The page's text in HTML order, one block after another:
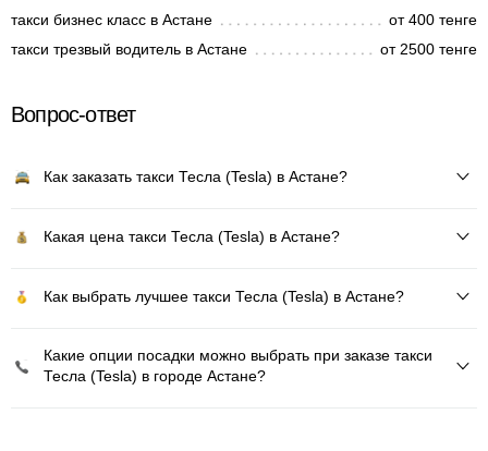
такси бизнес класс в Астане
от 400 тенге
такси трезвый водитель в Астане
от 2500 тенге
Вопрос-ответ
Как заказать такси Тесла (Tesla) в Астане?
Какая цена такси Тесла (Tesla) в Астане?
Как выбрать лучшее такси Тесла (Tesla) в Астане?
Какие опции посадки можно выбрать при заказе такси
Тесла (Tesla) в городе Астане?